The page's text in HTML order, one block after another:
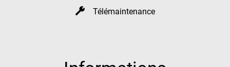
Télémaintenance